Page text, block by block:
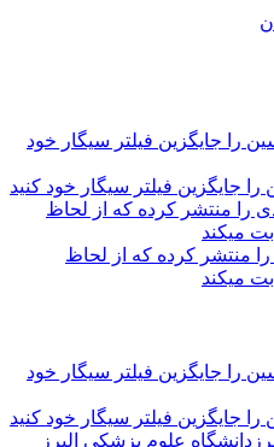
جایگزین فیلتر سیگار خود کنید
منتشر کرده که از لحاظ
میکند
جایگزین فیلتر سیگار خود کنید
دانشگاه علوم پزشکی البرز